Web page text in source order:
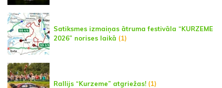
Satiksmes izmaiņas ātruma festivāla “KURZEME
2026” norises laikā (1)
Rallijs “Kurzeme” atgriežas! (1)